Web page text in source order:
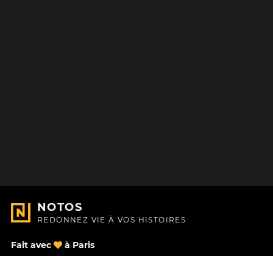
NOTOS
REDONNEZ VIE À VOS HISTOIRES
Fait avec à Paris